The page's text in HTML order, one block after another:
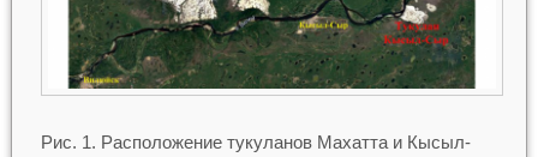
Рис. 1. Расположение тукуланов Махатта и Кысыл-